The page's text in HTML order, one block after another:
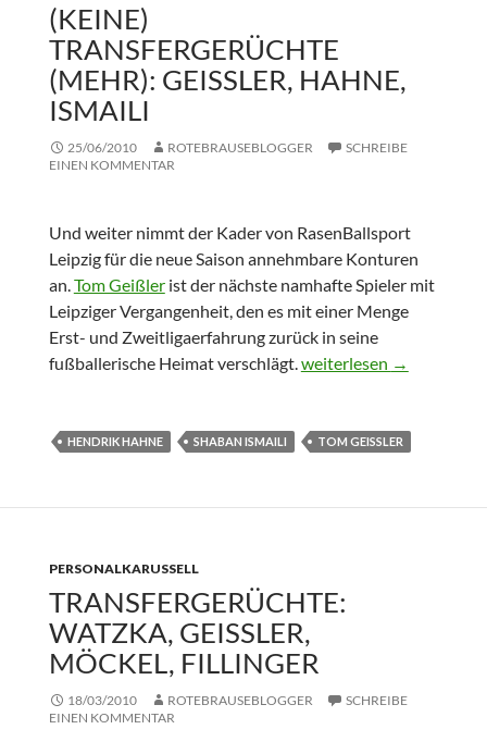
(KEINE)
TRANSFERGERÜCHTE
(MEHR): GEISSLER, HAHNE, I
SMAILI
25/06/2010 ROTEBRAUSEBLOGGER
SCHREIBE
EINEN KOMMENTAR
Und weiter nimmt der Kader von RasenBallsport
Leipzig für die neue Saison annehmbare Konturen
an.Tom Geißlerist der nächste namhafte Spieler mit
Leipziger Vergangenheit, den es mit einer Menge
Erst- und Zweitligaerfahrung zurück in seine
fußballerische Heimat verschlägt.(Keine)
weiterlesen →
HENDRIK HAHNE SHABAN ISMAILI TOM GEISSLER
PERSONALKARUSSELL
TRANSFERGERÜCHTE:
WATZKA, GEISSLER, M
ÖCKEL, FILLINGER
18/03/2010 ROTEBRAUSEBLOGGER
SCHREIBE
EINEN KOMMENTAR